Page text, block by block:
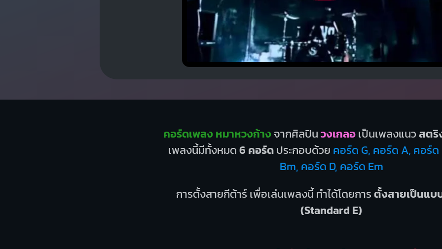
คอร์ดเพลง หมาหวงก้าง จากศิลปินวงเกลอเป็นเพลงแนวสตริ
เพลงนี้มีทั้งหมด6 คอร์ดประกอบด้วย คอร์ด G, คอร์ด A, คอร์
Bm, คอร์ด D, คอร์ด Em
การตั้งสายกีต้าร์ เพื่อเล่นเพลงนี้ ทำได้โดยการตั้งสายเป็นแบ
(Standard E)